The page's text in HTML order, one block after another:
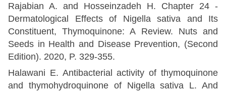
Rajabian A. and Hosseinzadeh H. Chapter 24 -
Dermatological Effects of Nigella sativa and Its
Constituent, Thymoquinone: A Review. Nuts and
Seeds in Health and Disease Prevention, (Second
Edition). 2020, P. 329-355.
Halawani E. Antibacterial activity of thymoquinone
and thymohydroquinone of Nigella sativa L. And